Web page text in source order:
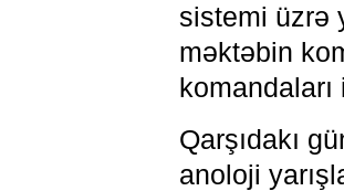
sistemi üzrə
məktəbin
Qarşıdakı
anoloji